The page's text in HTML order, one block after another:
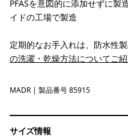
PFASを意図的に添加せずに製
イドの工場で製造
定期的なお手入れは、防水性
の洗濯・乾燥方法についてご紹
Madder Red
MADR | 製品番号 85915
サイズ情報